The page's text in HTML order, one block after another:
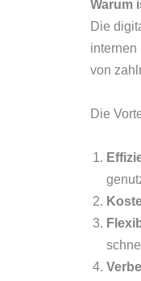
Warum
Die
internen
von
Die